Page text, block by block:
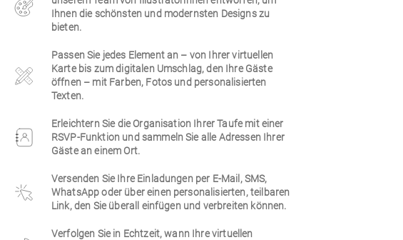
Ihnen die schönsten und modernsten Designs zu
bieten.
Passen Sie jedes Element an – von Ihrer virtuellen
Karte bis zum digitalen Umschlag, den Ihre Gäste
öffnen – mit Farben, Fotos und personalisierten
Texten.
Erleichtern Sie die Organisation Ihrer Taufe mit einer
RSVP-Funktion und sammeln Sie alle Adressen Ihrer
Gäste an einem Ort.
Versenden Sie Ihre Einladungen per E-Mail, SMS,
WhatsApp oder über einen personalisierten, teilbaren
Link, den Sie überall einfügen und verbreiten können.
Verfolgen Sie in Echtzeit, wann Ihre virtuellen